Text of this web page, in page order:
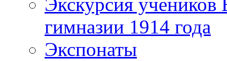
Экскурсия
гимназии 1914 года
Экспонаты